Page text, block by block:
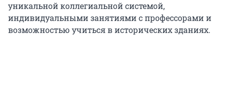
уникальной коллегиальной системой,
индивидуальными занятиями с профессорами и
возможностью учиться в исторических зданиях.